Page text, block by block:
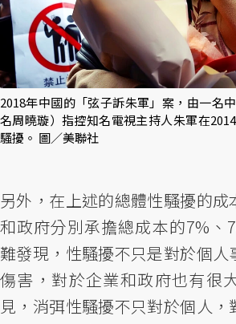
2018年中國的「弦子訴朱軍」案，由一名
名周曉璇）指控知名電視主持人朱軍在
騷擾。 圖／美聯社
另外，在上述的總體性騷擾的
和政府分別承擔總成本的7%、
難發現，性騷擾不只是對於個人
傷害，對於企業和政府也有很
見，消弭性騷擾不只對於個人